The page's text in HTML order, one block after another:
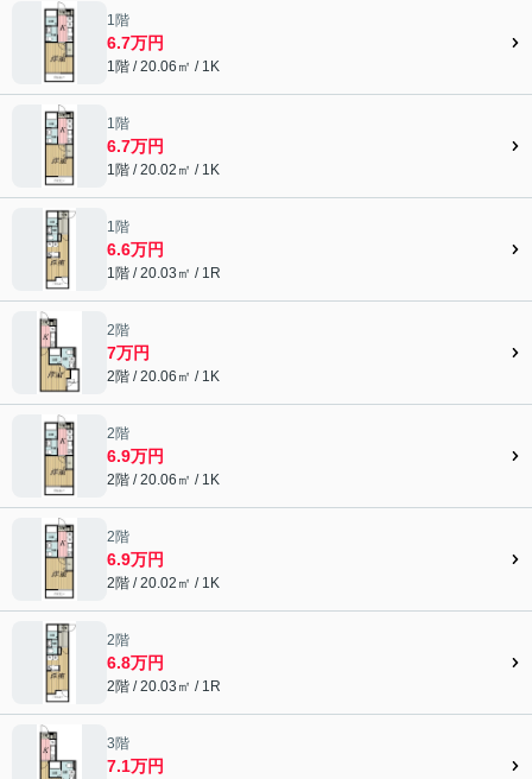
1階
6.7万円
1階 / 20.06㎡ / 1K
1階
6.7万円
1階 / 20.02㎡ / 1K
1階
6.6万円
1階 / 20.03㎡ / 1R
2階
7万円
2階 / 20.06㎡ / 1K
2階
6.9万円
2階 / 20.06㎡ / 1K
2階
6.9万円
2階 / 20.02㎡ / 1K
2階
6.8万円
2階 / 20.03㎡ / 1R
3階
7.1万円